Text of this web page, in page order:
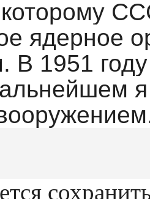
ядерное
В 1951